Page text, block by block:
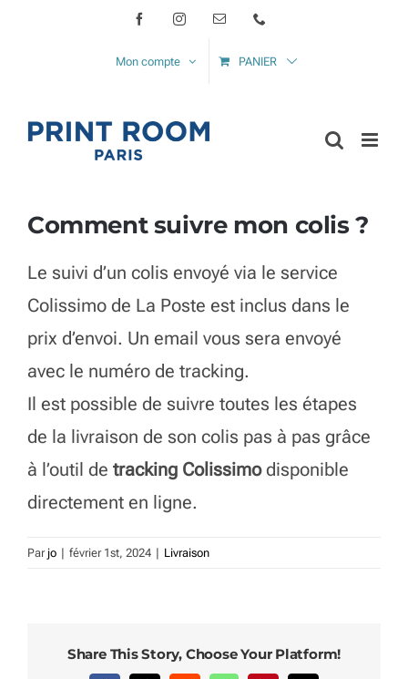
FacebookInstagramEmail
Mon compte PANIER
Comment suivre mon colis ?
Le suivi d’un colis envoyé via le service
Colissimo de La Poste est inclus dans le
prix d’envoi. Un email vous sera envoyé
avec le numéro de tracking.
Il est possible de suivre toutes les étapes
de la livraison de son colis pas à pas grâce
à l’outil detracking Colissimodisponible
directement en ligne.
Par jo | février 1st, 2024 | Livraison
Share This Story, Choose Your Platform!